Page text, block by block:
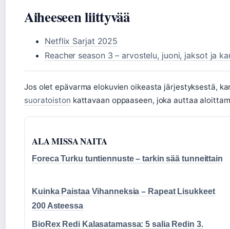
Aiheeseen liittyvää
Netflix Sarjat 2025
Reacher season 3 – arvostelu, juoni, jaksot ja
Jos olet epävarma elokuvien oikeasta järjestyksestä,
suoratoiston kattavaan oppaaseen, joka auttaa
ALA MISSA NAITA
Foreca Turku tuntiennuste – tarkin sää tunneittain
Kuinka Paistaa Vihanneksia – Rapeat Lisukkeet
200 Asteessa
BioRex Redi Kalasatamassa: 5 salia Redin 3.